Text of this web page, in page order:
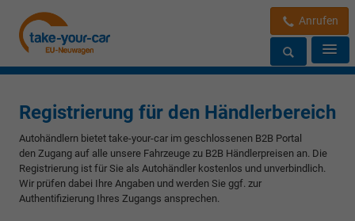
Anrufen
Registrierung für den Händlerbereich
Autohändlern bietet take-your-car im geschlossenen B2B Portal
den Zugang auf alle unsere Fahrzeuge zu B2B Händlerpreisen an. Die
Registrierung ist für Sie als Autohändler kostenlos und unverbindlich.
Wir prüfen dabei Ihre Angaben und werden Sie ggf. zur
Authentifizierung Ihres Zugangs ansprechen.